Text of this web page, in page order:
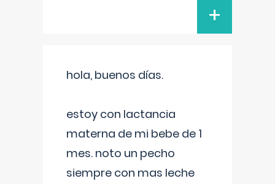
+
hola, buenos días.
estoy con lactancia
materna de mi bebe de 1
mes. noto un pecho
siempre con mas leche